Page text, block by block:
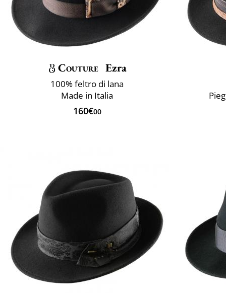
Couture Ezra
100% feltro di lana
Made in Italia
160€00